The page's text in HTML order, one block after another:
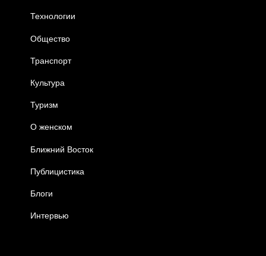
Технологии
Общество
Транспорт
Культура
Туризм
О женском
Ближний Восток
Публицистика
Блоги
Интервью